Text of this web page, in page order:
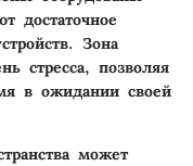
достаточное
Зона
стресса, позволяя
в ожидании своей
может